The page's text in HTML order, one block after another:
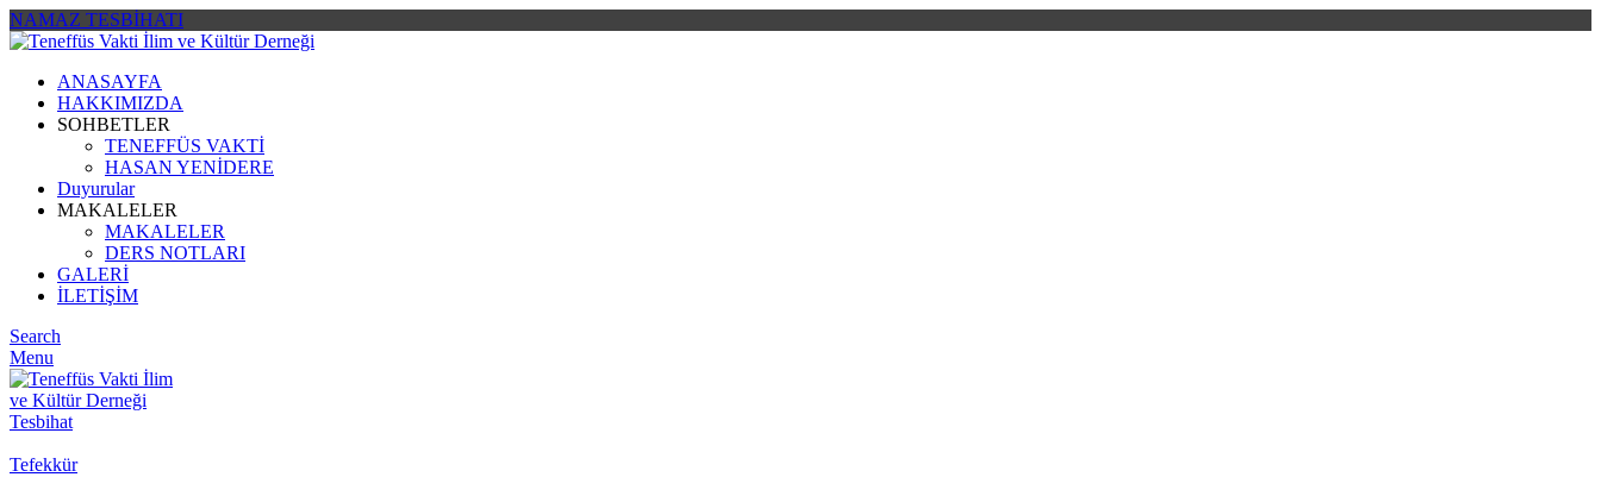
NAMAZ TESBİHATI
ANASAYFA
HAKKIMIZDA
SOHBETLER
TENEFFÜS VAKTİ
HASAN YENİDERE
Duyurular
MAKALELER
MAKALELER
DERS NOTLARI
GALERİ
İLETİŞİM
Search
Menu
Tesbihat
Tefekkür